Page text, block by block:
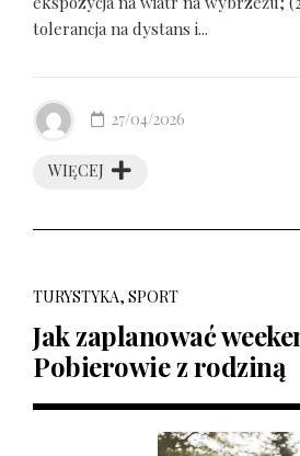
tolerancja na dystans i...
WIĘCEJ
27/04/2026
TURYSTYKA, SPORT
Jak zaplanować
Pobierowie z rodziną